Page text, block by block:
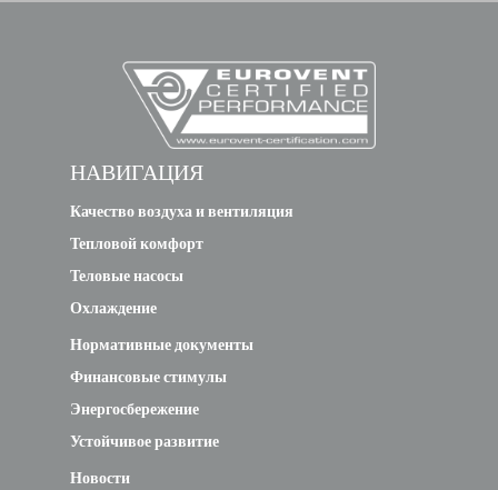
НАВИГАЦИЯ
Качество воздуха и вентиляция
Тепловой комфорт
Теловые насосы
Охлаждение
Нормативные документы
Финансовые стимулы
Энергосбережение
Устойчивое развитие
Новости